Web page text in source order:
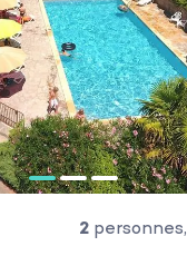
2 personnes,